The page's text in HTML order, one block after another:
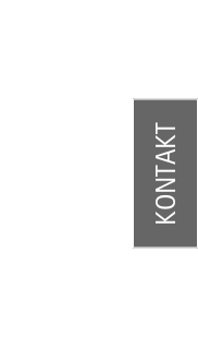
KONTAKT